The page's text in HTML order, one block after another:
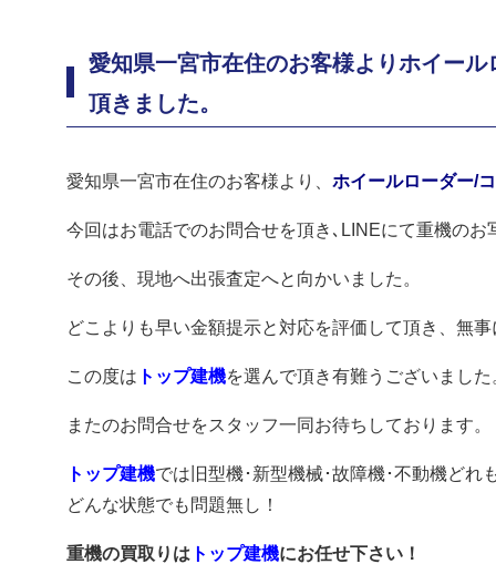
愛知県一宮市在住のお客様よりホイー
頂きました。
愛知県一宮市在住のお客様より、 ホイールローダー/
今回はお電話でのお問合せを頂き､LINEにて重機の
その後、現地へ出張査定へと向かいました。
どこよりも早い金額提示と対応を評価して頂き、無事
この度は トップ建機を選んで頂き有難うございました
またのお問合せをスタッフ一同お待ちしております。
トップ建機では旧型機･新型機械･故障機･不動機どれ
どんな状態でも問題無し！
重機の買取りは トップ建機にお任せ下さい！